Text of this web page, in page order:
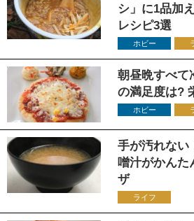
シ」に1品加
レシピ3選
ホビー
朝昼晩すべて
の満足度は?
ホビー
手が汚れない
噌汁がかんた
ザ
ライフ